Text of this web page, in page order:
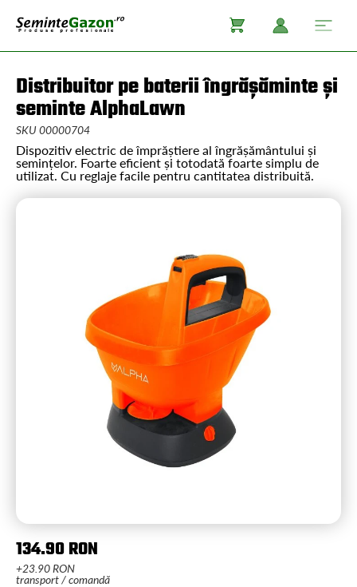
Distribuitor pe baterii îngrășăminte și
seminte AlphaLawn
SKU 00000704
Dispozitiv electric de împrăștiere al îngrășământului și
semințelor. Foarte eficient și totodată foarte simplu de
utilizat. Cu reglaje facile pentru cantitatea distribuită.
134.90 RON
+23.90 RON
transport / comandă